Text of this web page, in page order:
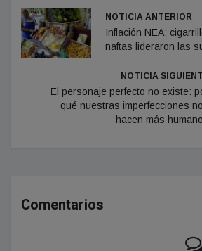
NOTICIA ANTERIOR
Inflación NEA:
naftas lideraron las
NOTICIA
El personaje perfecto no existe:
qué nuestras imperfecciones
hacen más
Comentarios